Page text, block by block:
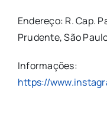
Endereço: R. Cap.
Prudente, São
Informações:
https://